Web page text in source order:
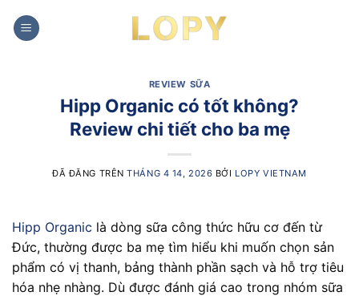
đến
REVIEW SỮA
Hipp Organic có tốt không?
Review chi tiết cho ba mẹ
ĐÃ ĐĂNG TRÊNTHÁNG 4 14, 2026 BỞI LOPY VIETNAM
Hipp Organic là dòng sữa công thức hữu cơ đến từ
Đức, thường được ba mẹ tìm hiểu khi muốn chọn sản
phẩm có vị thanh, bảng thành phần sạch và hỗ trợ tiêu
hóa nhẹ nhàng. Dù được đánh giá cao trong nhóm sữa